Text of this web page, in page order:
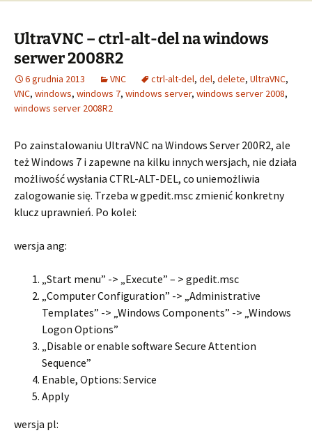
UltraVNC – ctrl-alt-del na windows
serwer 2008R2
6 grudnia 2013 VNC ctrl-alt-del, del, delete, UltraVNC,
VNC, windows, windows 7, windows server, windows server 2008,
windows server 2008R2
Po zainstalowaniu UltraVNC na Windows Server 200R2, ale
też Windows 7 i zapewne na kilku innych wersjach, nie działa
możliwość wysłania CTRL-ALT-DEL, co uniemożliwia
zalogowanie się. Trzeba w gpedit.msc zmienić konkretny
klucz uprawnień. Po kolei:
wersja ang:
„Start menu” -> „Execute” – > gpedit.msc
„Computer Configuration” -> „Administrative
Templates” -> „Windows Components” -> „Windows
Logon Options”
„Disable or enable software Secure Attention
Sequence”
Enable, Options: Service
Apply
wersja pl: